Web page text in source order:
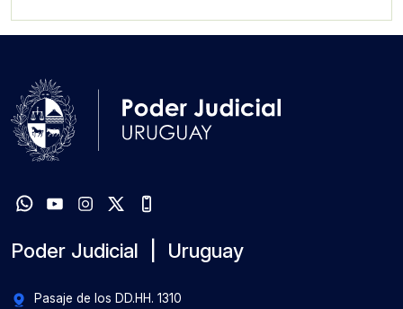
Poder Judicial | Uruguay
Pasaje de los DD.HH. 1310